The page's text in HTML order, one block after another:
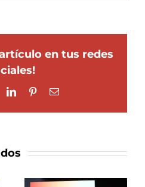
en tus redes
LinkedInPinterestCorreo